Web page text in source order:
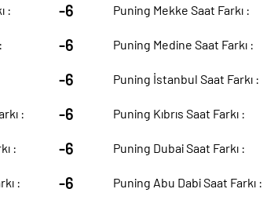
: -6
-6
-6
: -6
: -6
: -6
Puning Mekke Saat Farkı :
Puning Medine Saat Farkı :
Puning İstanbul Saat Farkı :
Puning Kıbrıs Saat Farkı :
Puning Dubai Saat Farkı :
Puning Abu Dabi Saat Farkı :